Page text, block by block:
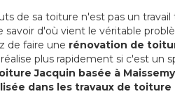
de sa toiture n'est pas un travail
savoir d'où vient le véritable
de faire une rénovation de
plus rapidement si c'est un
Jacquin basée à
dans les travaux de toiture